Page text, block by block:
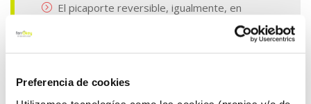
Preferencia de cookies